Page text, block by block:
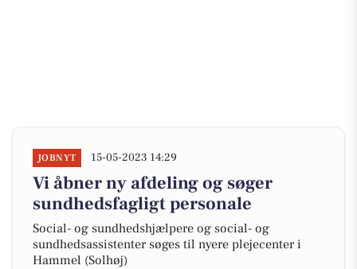
JOBNYT 15-05-2023 14:29
Vi åbner ny afdeling og søger
sundhedsfagligt personale
Social- og sundhedshjælpere og social- og
sundhedsassistenter søges til nyere plejecenter i
Hammel (Solhøj)